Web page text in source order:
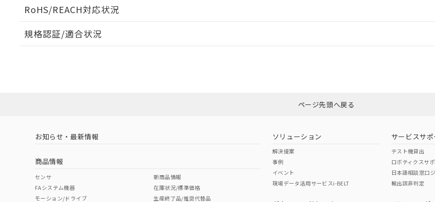
RoHS/REACH対応状況
EU RoHS 注意事項・凡例
ダウンロードはこちら
中国 RoHS 注意事項・凡例
中国 RoHS表
Pb Hg Cr(VI)
規格認証/適合状況
（イギリス
（ノルウェー
（日本
（アメリカ
ページ先頭へ戻る
お知らせ・最新情報
商品情報
センサ
FAシステム機器
モーション/ドライブ
新商品情報
在庫状況/標準価格
生産終了品/推奨代替品
ソリューション
解決提案
事例
イベント
現場データ活用サービスi-BELT
サービスサポ
テスト機貸出
ロボティクスサ
日本語相談窓口
輸出該非判定